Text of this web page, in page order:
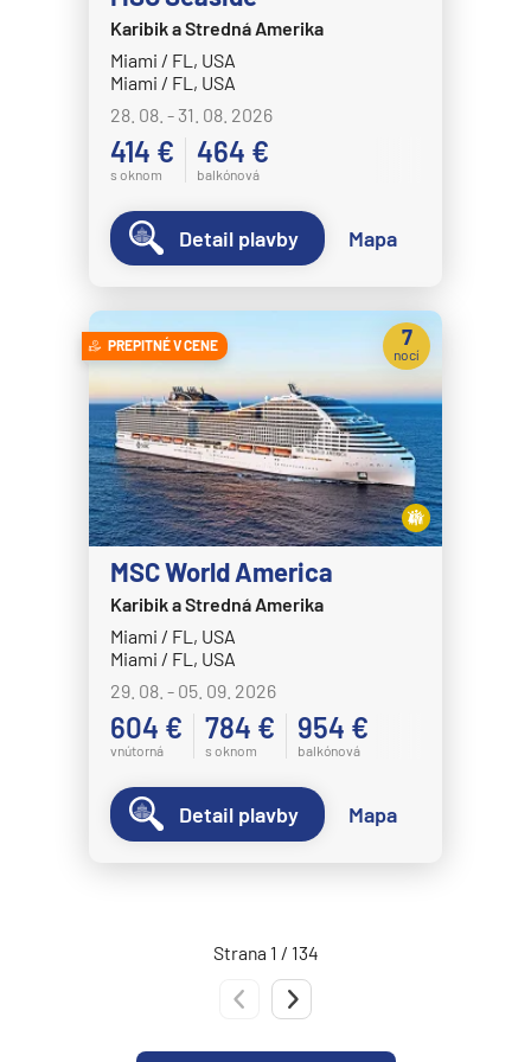
MSC Splendida
MSC Virtuosa
MSC World America
MSC World Asia
MSC World Europa
Norwegian Aqua
Norwegian Aura
Norwegian Bliss
Norwegian Breakaway
Norwegian Dawn
Norwegian Encore
Norwegian Epic
Norwegian Escape
Norwegian Gem
Norwegian Getaway
Norwegian Jade
Norwegian Jewel
Norwegian Joy
Norwegian Luna
Norwegian Sky
Norwegian Spirit
Karibik a Stredná Amerika
Miami / FL, USA
Miami / FL, USA
28. 08. - 31. 08. 2026
414 €
s oknom
464 €
balkónová
Detail plavby Mapa
PREPITNÉ V CENE
MSC World America
Karibik a Stredná Amerika
Miami / FL, USA
Miami / FL, USA
29. 08. - 05. 09. 2026
604 €
vnútorná
784 €
s oknom
954 €
balkónová
7
nocí
Detail plavby Mapa
Strana 1 / 134
Predchádzajúca strana